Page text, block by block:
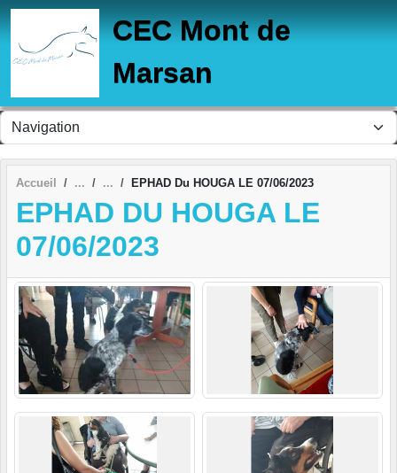
CEC Mont de
Marsan
Accueil EPHAD Du HOUGA LE 07/06/2023
EPHAD DU HOUGA LE
07/06/2023
Panneau de gestion des cookies